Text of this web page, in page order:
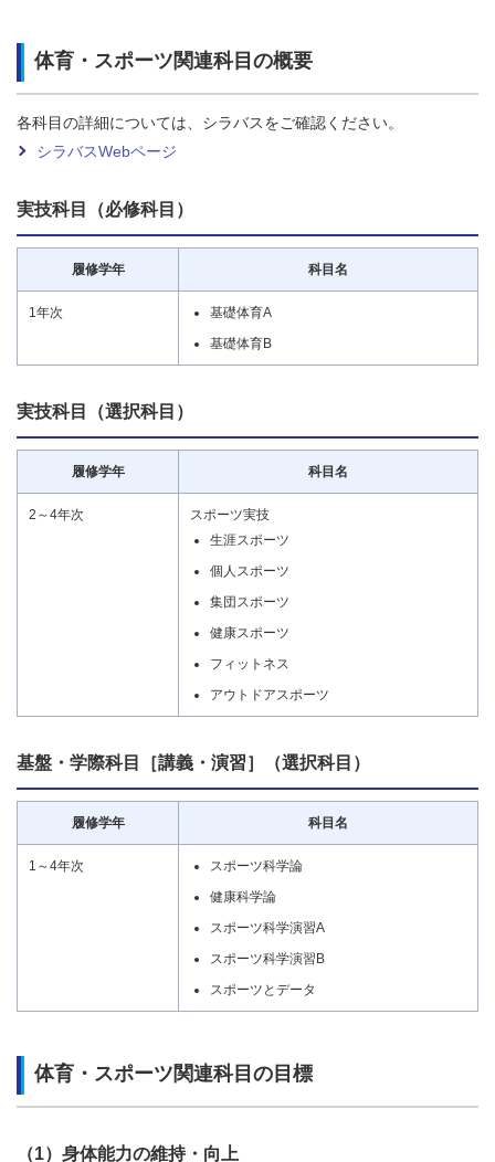
体育・スポーツ関連科目の概要
各科目の詳細については、シラバスをご確認ください。
シラバスWebページ
実技科目（必修科目）
履修学年 科目名
1年次
基礎体育A
基礎体育B
実技科目（選択科目）
履修学年 科目名
2～4年次
スポーツ実技
生涯スポーツ
個人スポーツ
集団スポーツ
健康スポーツ
フィットネス
アウトドアスポーツ
基盤・学際科目［講義・演習］（選択科目）
履修学年 科目名
1～4年次
スポーツ科学論
健康科学論
スポーツ科学演習A
スポーツ科学演習B
スポーツとデータ
体育・スポーツ関連科目の目標
（1）身体能力の維持・向上